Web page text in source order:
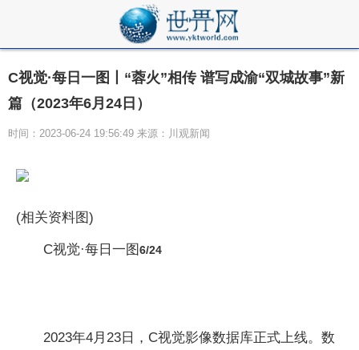
C视觉·每日一图丨“蓉火”相传 谱写成渝“双城故事”新
篇（2023年6月24日）
时间：2023-06-24 19:56:49 来源：川观新闻
(相关资料图)
C视觉·每日一图6/24
2023年4月23日，C视觉影像数据库正式上线。数